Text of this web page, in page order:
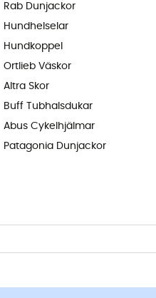
Rab Dunjackor
Hundhelselar
Hundkoppel
Ortlieb Väskor
Altra Skor
Buff Tubhalsdukar
Abus Cykelhjälmar
Patagonia Dunjackor